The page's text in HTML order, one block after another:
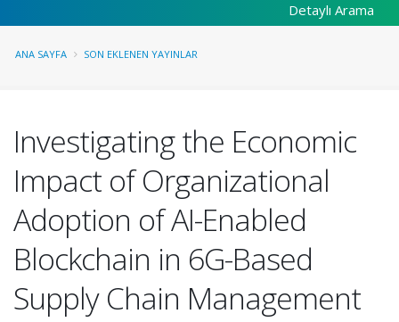
Detaylı Arama
ANA SAYFA SON EKLENEN YAYINLAR
Investigating the Economic
Impact of Organizational
Adoption of AI-Enabled
Blockchain in 6G-Based
Supply Chain Management